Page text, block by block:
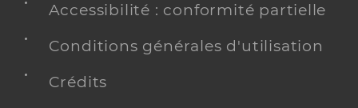
Accessibilité : conformité partielle
Conditions générales d'utilisation
Crédits